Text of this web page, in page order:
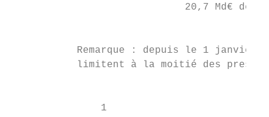
20,7 Md€ de
Remarque : depuis le 1 janvier
limitent à la moitié des
               1